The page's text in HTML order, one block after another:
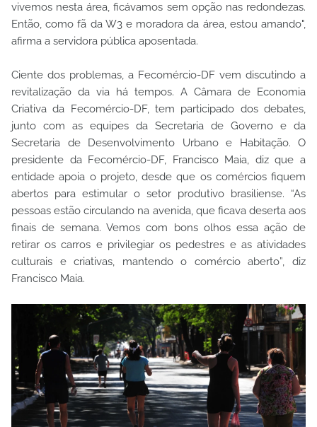
vivemos nesta área, ficávamos sem opção nas redondezas.
Então, como fã da W3 e moradora da área, estou amando",
afirma a servidora pública aposentada.
Ciente dos problemas, a Fecomércio-DF vem discutindo a
revitalização da via há tempos. A Câmara de Economia
Criativa da Fecomércio-DF, tem participado dos debates,
junto com as equipes da Secretaria de Governo e da
Secretaria de Desenvolvimento Urbano e Habitação. O
presidente da Fecomércio-DF, Francisco Maia, diz que a
entidade apoia o projeto, desde que os comércios fiquem
abertos para estimular o setor produtivo brasiliense. “As
pessoas estão circulando na avenida, que ficava deserta aos
finais de semana. Vemos com bons olhos essa ação de
retirar os carros e privilegiar os pedestres e as atividades
culturais e criativas, mantendo o comércio aberto”, diz
Francisco Maia.